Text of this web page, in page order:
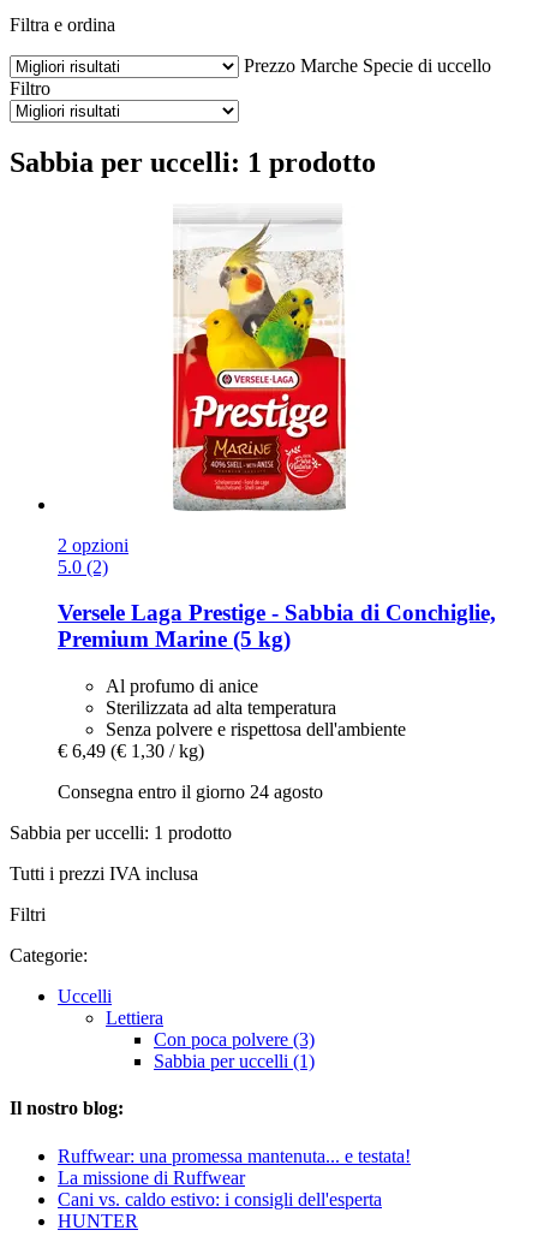
Filtra e ordina
Prezzo Marche Specie di uccello
Filtro
Sabbia per uccelli: 1 prodotto
2 opzioni
5.0 (2)
Versele Laga Prestige -​ Sabbia di Conchiglie,
Premium Marine (5 kg)
Al profumo di anice
Sterilizzata ad alta temperatura
Senza polvere e rispettosa dell'ambiente
€ 6,49 (€ 1,30 / kg)
Consegna entro il giorno 24 agosto
Sabbia per uccelli: 1 prodotto
Tutti i prezzi IVA inclusa
Filtri
Categorie:
Uccelli
Lettiera
Con poca polvere (3)
Sabbia per uccelli (1)
Il nostro blog:
Ruffwear: una promessa mantenuta... e testata!
La missione di Ruffwear
Cani vs. caldo estivo: i consigli dell'esperta
HUNTER